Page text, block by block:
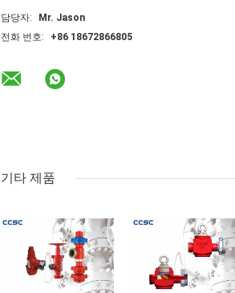
담당자:
Mr. Jason
전화 번호:
+86 18672866805
기타 제품